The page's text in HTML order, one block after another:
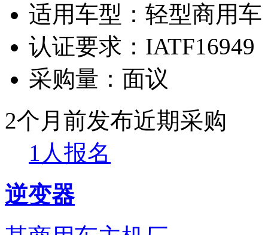
适用车型： 轻型商用
认证要求： IATF16949
采购量： 面议
2个月前发布近期采购
1人报名
逆变器